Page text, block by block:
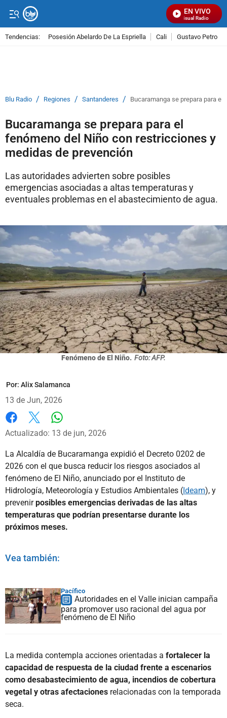
EN VIVO
Señal Visual Radio
Tendencias: Posesión Abelardo De La Espriella Cali Gustavo Petro
Blu Radio / Regiones / Santanderes / Bucaramanga se prepara para
Bucaramanga se prepara para el
fenómeno del Niño con restricciones y
medidas de prevención
Las autoridades advierten sobre posibles
emergencias asociadas a altas temperaturas y
eventuales problemas en el abastecimiento de agua.
Fenómeno de El Niño. Foto: AFP.
Por: Alix Salamanca
13 de Jun, 2026
Facebook
X
Actualizado: 13 de jun, 2026
La Alcaldía de Bucaramanga expidió el Decreto 0202 de
2026 con el que busca reducir los riesgos asociados al
fenómeno de El Niño, anunciado por el Instituto de
Hidrología, Meteorología y Estudios Ambientales (Ideam), y
prevenirposibles emergencias derivadas de las altas
temperaturas que podrían presentarse durante los
próximos meses.
Vea también:
Pacífico
Autoridades en el Valle inician campaña
para promover uso racional del agua por
fenómeno de El Niño
La medida contempla acciones orientadas a fortalecer la
capacidad de respuesta de la ciudad frente a escenarios
como desabastecimiento de agua, incendios de cobertura
vegetal y otras afectaciones relacionadas con la temporada
seca.